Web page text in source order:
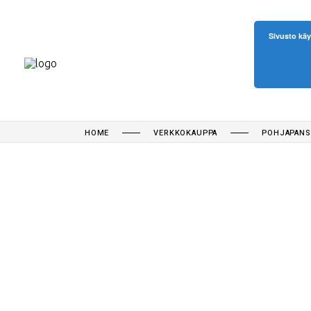
HOME VERKKOKAUPPA
Sivusto